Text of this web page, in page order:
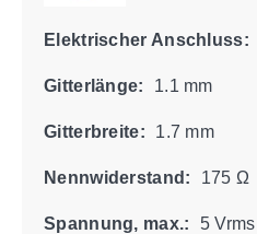
Elektrischer Anschluss:
Gitterlänge: 1.1 mm
Gitterbreite: 1.7 mm
Nennwiderstand: 175 Ω
Spannung, max.: 5 Vrms